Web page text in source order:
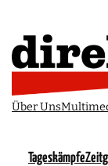
Über Uns
Tageskämpfe